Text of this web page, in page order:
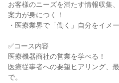
お客様のニーズを満たす情報収集
案力が身につく！
・医療業界で「働く」自分をイメ
✅コース内容
医療機器商社の営業を学べる！
医療従事者への要望ヒアリング、
で。